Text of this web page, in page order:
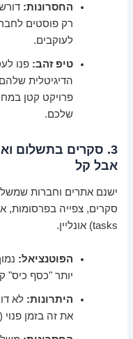
החסרונות:
רק פוסטים
לעוקבים.
טיפ זהב: פנו
הדיגיטלית
פרויקט קטן
שלכם.
אבל קל
ישנם אתרים וחברות
tasks) אונליין.
הפוטנציאל:
יותר "כסף כיס"
היתרונות: לא
את זה בזמן